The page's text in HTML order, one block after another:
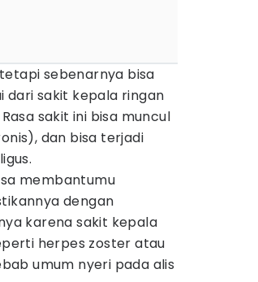
sebenarnya bisa
dari sakit kepala ringan
sakit ini bisa muncul
dan bisa terjadi
membantumu
dengan
karena sakit kepala
herpes zoster atau
umum nyeri pada alis